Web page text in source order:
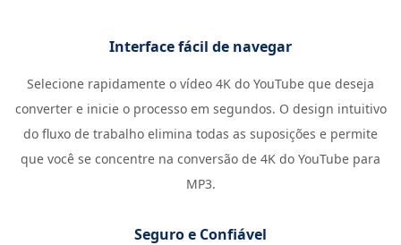
Interface fácil de navegar
Selecione rapidamente o vídeo 4K do YouTube que deseja
converter e inicie o processo em segundos. O design intuitivo
do fluxo de trabalho elimina todas as suposições e permite
que você se concentre na conversão de 4K do YouTube para
MP3.
Seguro e Confiável